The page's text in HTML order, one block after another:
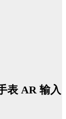
表 AR 输入